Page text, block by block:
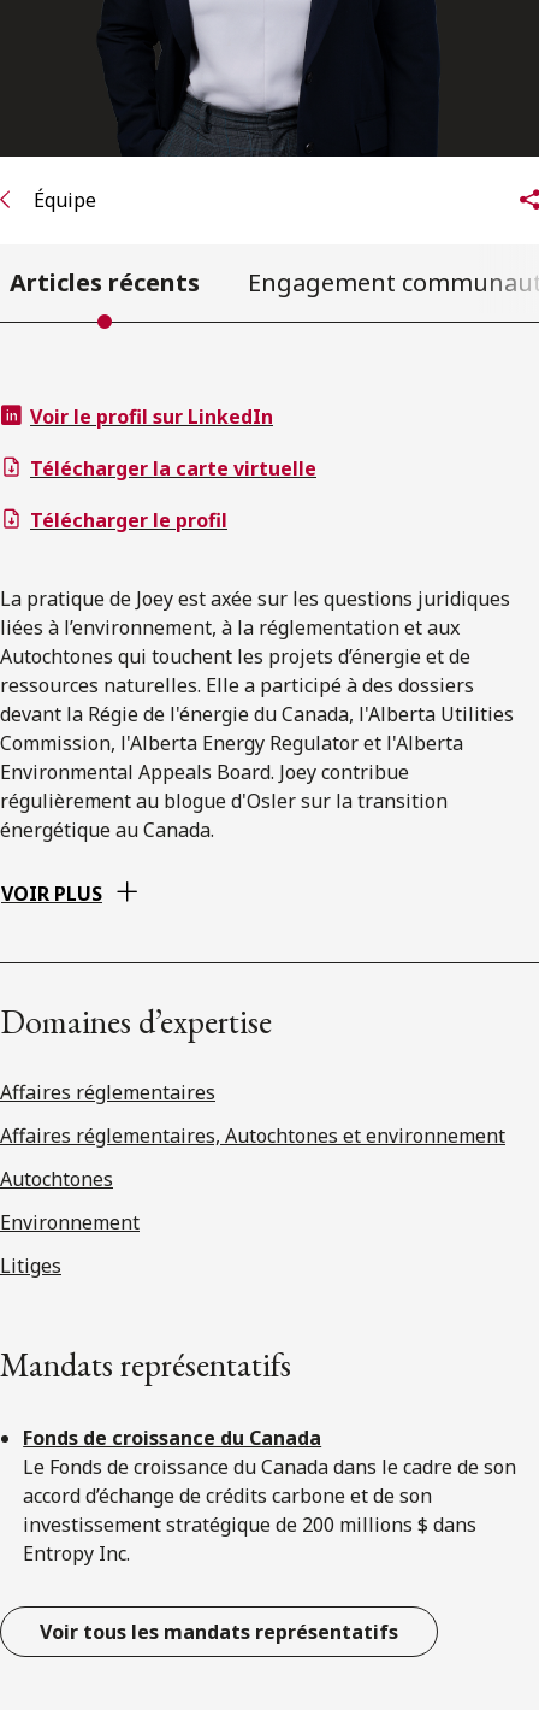
Équipe
Articles récents Engagement
Voir le profil sur LinkedIn
Télécharger la carte virtuelle
Télécharger le profil
La pratique de Joey est axée sur les questions juridiques
liées à l’environnement, à la réglementation et aux
Autochtones qui touchent les projets d’énergie et de
ressources naturelles. Elle a participé à des dossiers
devant la Régie de l'énergie du Canada, l'Alberta Utilities
Commission, l'Alberta Energy Regulator et l'Alberta
Environmental Appeals Board. Joey contribue
régulièrement au blogue d'Osler sur la transition
énergétique au Canada.
VOIR PLUS
Domaines d’expertise
Affaires réglementaires
Affaires réglementaires, Autochtones et environnement
Autochtones
Environnement
Litiges
Mandats représentatifs
Fonds de croissance du Canada
Le Fonds de croissance du Canada dans le cadre de son
accord d’échange de crédits carbone et de son
investissement stratégique de 200 millions $ dans
Entropy Inc.
Voir tous les mandats représentatifs